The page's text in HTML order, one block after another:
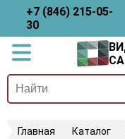
+7 (846) 215-05-
30
Главная Каталог